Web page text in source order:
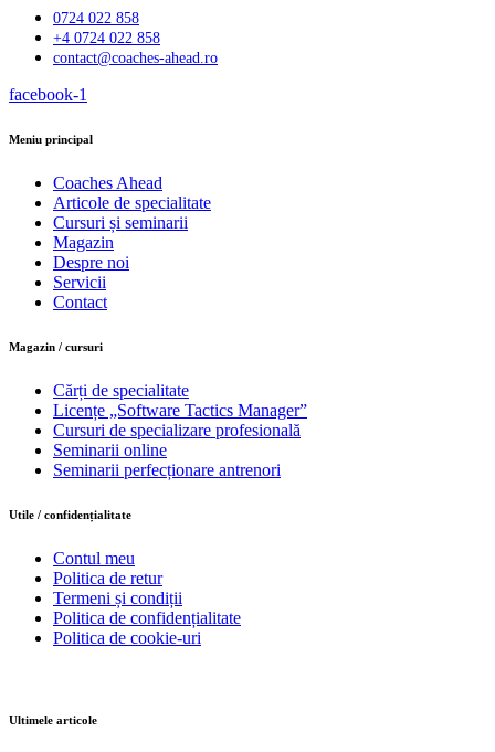
0724 022 858
+4 0724 022 858
contact@coaches-ahead.ro
facebook-1
Meniu principal
Coaches Ahead
Articole de specialitate
Cursuri și seminarii
Magazin
Despre noi
Servicii
Contact
Magazin / cursuri
Cărți de specialitate
Licențe „Software Tactics Manager”
Cursuri de specializare profesională
Seminarii online
Seminarii perfecționare antrenori
Utile / confidențialitate
Contul meu
Politica de retur
Termeni și condiții
Politica de confidențialitate
Politica de cookie-uri
Ultimele articole